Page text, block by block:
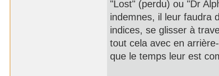
"Lost" (perdu) ou "Dr
indemnes, il leur faudra
indices, se glisser à
tout cela avec en
que le temps leur est